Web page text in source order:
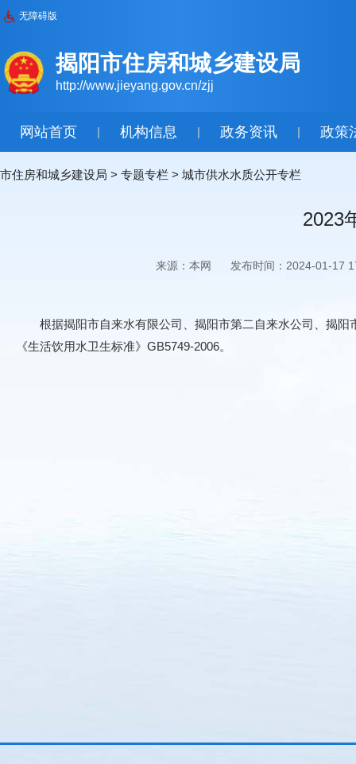
无障碍版
揭阳市住房和城乡建设局
http://www.jieyang.gov.cn/zjj
网站首页 | 机构信息 | 政务资讯 | 政策
市住房和城乡建设局 > 专题专栏 > 城市供水水质公开专栏
2023
来源：本网 发布时间：2024-01-17
根据揭阳市自来水有限公司、揭阳市第二自来水公司、揭阳
《生活饮用水卫生标准》GB5749-2006。